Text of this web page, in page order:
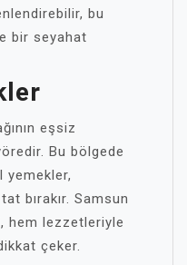
bu
bir seyahat
eşsiz
Bu bölgede
yemekler,
bırakır. Samsun
hem lezzetleriyle
çeker.